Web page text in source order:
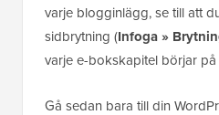
varje blogginlägg, se till att
sidbrytning (Infoga »
varje e-bokskapitel börjar på
Gå sedan bara till din